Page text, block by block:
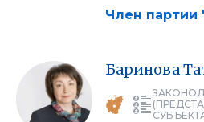
Член партии
Баринова